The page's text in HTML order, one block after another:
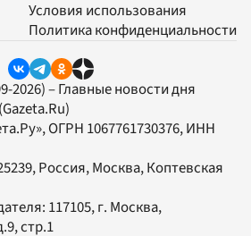
Условия использования
Политика конфиденциальности
2026) – Главные новости дня
(Gazeta.Ru)
, ОГРН 1067761730376, ИНН
Россия, Москва, Коптевская
117105, г. Москва,
стр.1